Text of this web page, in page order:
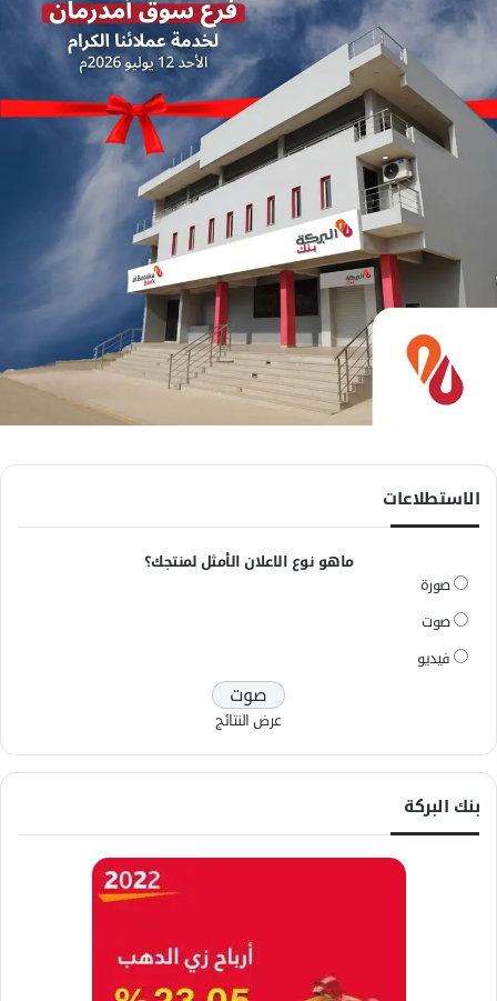
الاستطلاعات
ماهو نوع الاعلان الأمثل لمنتجك؟
صورة
صوت
فيديو
عرض النتائج
بنك البركة